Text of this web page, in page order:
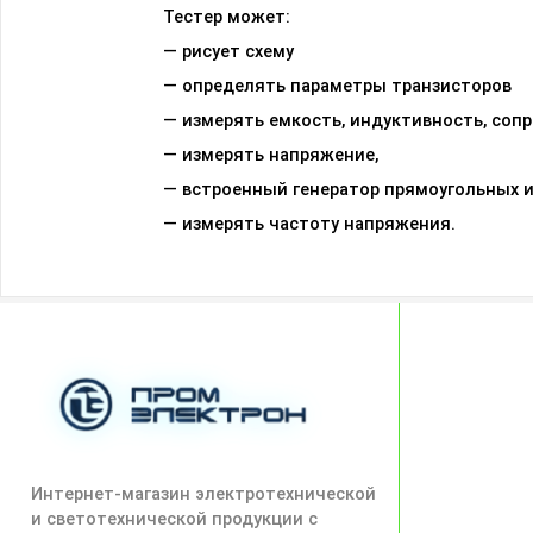
Тестер может:
— рисует схему
— определять параметры транзисторов
— измерять емкость, индуктивность,
— измерять напряжение,
— встроенный генератор прямоугольных
— измерять частоту напряжения.
Интернет-магазин электротехнической
и светотехнической продукции с